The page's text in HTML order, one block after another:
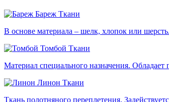
Бареж Ткани
В основе материала – шелк, хлопок или
Томбой Ткани
Материал специального назначения.
Линон Ткани
Ткань полотняного переплетения.